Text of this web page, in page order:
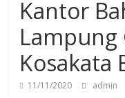
Badan
Pengembangan
dan
Pembinaan
Kantor
Lampung
Kosakata
11/11/2020 admin